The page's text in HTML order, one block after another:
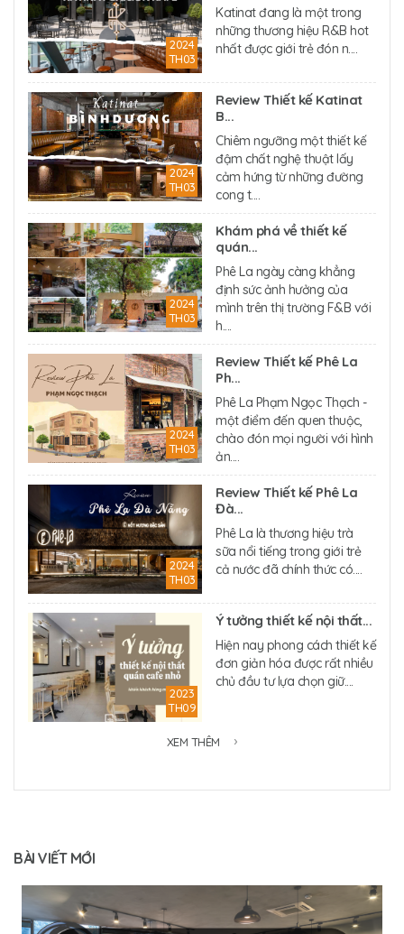
2024
TH03
Katinat đang là một trong
những thương hiệu R&B hot
nhất được giới trẻ đón n....
2024
TH03
Review Thiết kế Katinat
B...
Chiêm ngưỡng một thiết kế
đậm chất nghệ thuật lấy
cảm hứng từ những đường
cong t....
2024
TH03
Khám phá về thiết kế
quán...
Phê La ngày càng khẳng
định sức ảnh hưởng của
mình trên thị trường F&B với
h....
2024
TH03
Review Thiết kế Phê La
Ph...
Phê La Phạm Ngọc Thạch -
một điểm đến quen thuộc,
chào đón mọi người với hình
ản....
2024
TH03
Review Thiết kế Phê La
Đà...
Phê La là thương hiệu trà
sữa nổi tiếng trong giới trẻ
cả nước đã chính thức có....
2023
TH09
Ý tưởng thiết kế nội thất...
Hiện nay phong cách thiết kế
đơn giản hóa được rất nhiều
chủ đầu tư lựa chọn giữ....
XEM THÊM
BÀI VIẾT MỚI